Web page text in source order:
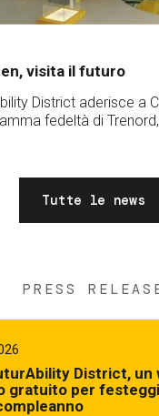
visita il futuro
District aderisce a
fedeltà di
Tutte le news
PRESS
District, un
gratuito per